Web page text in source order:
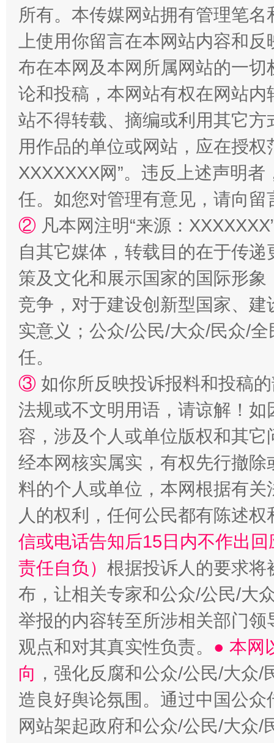
国家大学科技园优化重塑工作
扯下公款旅游的“隐身衣” 如何以
“蜀中异人”王建安的艺术幻境
所有。本传媒网站拥有管理笔
上使用你留言在本网站内容和
布在本网及本网所属网站的一
论和投稿，本网站有权在网站
站不得转载、摘编或利用其它
用作品的单位或网站，应在授
XXXXXXX网”。违反上述声明
任。如您对管理有意见，请向
② 凡本网注明“来源：
自其它媒体，转载目的在于传
策及文化和展示国家的国际形
竞争，对于建设创新型国家、
实意义；公众/公民/大众/民众/
任。
③ 如你所反映投诉报料和投稿
法规或不文明用语，请谅解！
容，涉及个人或单位版权和其它
经本网核实属实，有权先行撤
料的个人或单位，本网根据有
人的权利，任何公民都有陈述
信或电话告知后15日内不作出
责任自负） 根据投诉人的要求将
布，让相关专家和公众/公民/大
举报的内容转至所涉相关部门
观点和对其真实性负责。 ● 本网
向 ，强化反腐和公众/公民/大众
造良好舆论氛围。通过中国公
网站架起政府和公众/公民/大众